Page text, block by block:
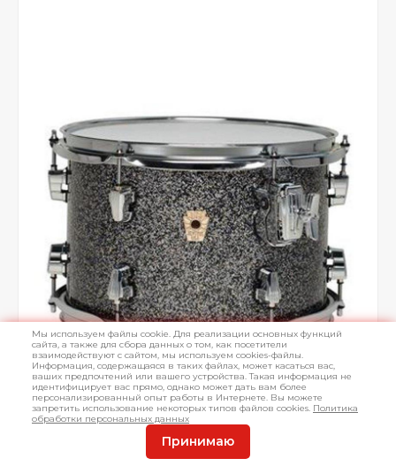
Мы используем файлы cookie. Для реализации основных функций
сайта, а также для сбора данных о том, как посетители
взаимодействуют с сайтом, мы используем cookies-файлы.
Информация, содержащаяся в таких файлах, может касаться вас,
ваших предпочтений или вашего устройства. Такая информация не
идентифицирует вас прямо, однако может дать вам более
персонализированный опыт работы в Интернете. Вы можете
запретить использование некоторых типов файлов cookies. Политика
обработки персональных данных
Принимаю